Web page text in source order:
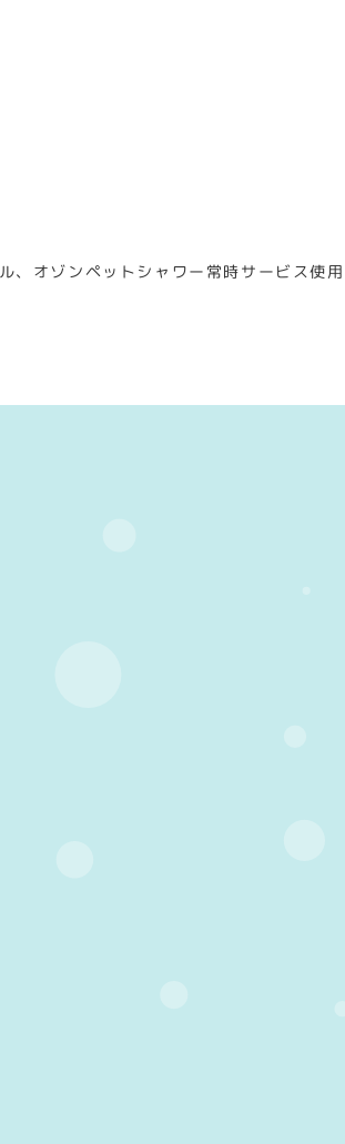
、オゾンペットシャワー常時サービス使用